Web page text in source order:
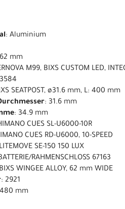
: Aluminium
mm
M99, BIXS CUSTOM LED,
SEATPOST, ø31.6 mm, L: 400 mm
: 31.6 mm
: 34.9 mm
CUES SL-U6000-10R
CUES RD-U6000, 10-SPEED
SE-150 150 LUX
RAHMENSCHLOSS 67163
WINGEE ALLOY, 62 mm WIDE
: 2921
mm